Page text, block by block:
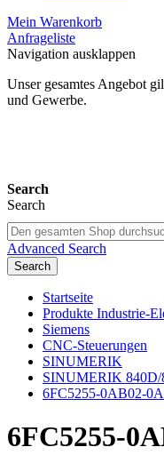
Mein Warenkorb
Anfrageliste
Navigation ausklappen
Unser gesamtes Angebot
und Gewerbe.
Search
Search
Advanced Search
Search
Startseite
Produkte Industrie-
Siemens
CNC-Steuerungen
SINUMERIK
SINUMERIK 840D/
6FC5255-0AB02-
6FC5255-